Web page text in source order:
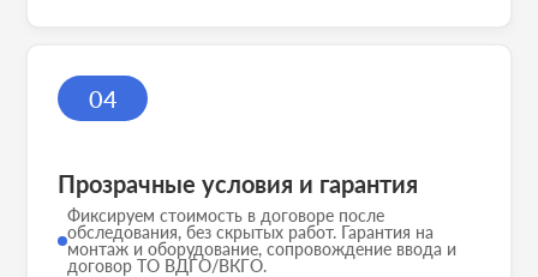
04
Прозрачные условия и гарантия
Фиксируем стоимость в договоре после
обследования, без скрытых работ. Гарантия на
монтаж и оборудование, сопровождение ввода и
договор ТО ВДГО/ВКГО.